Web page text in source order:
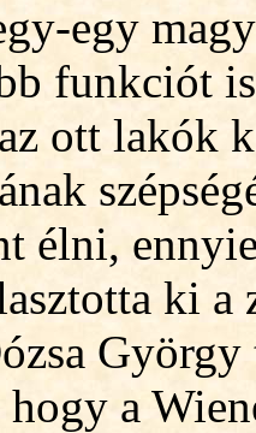
egy
funkciót
ott lakók
élni,
ki a
a